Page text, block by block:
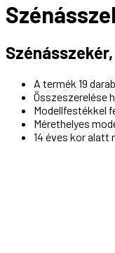
A termék 19
Összeszerelése
Modellfestékkel
Mérethelyes
14 éves kor alatt